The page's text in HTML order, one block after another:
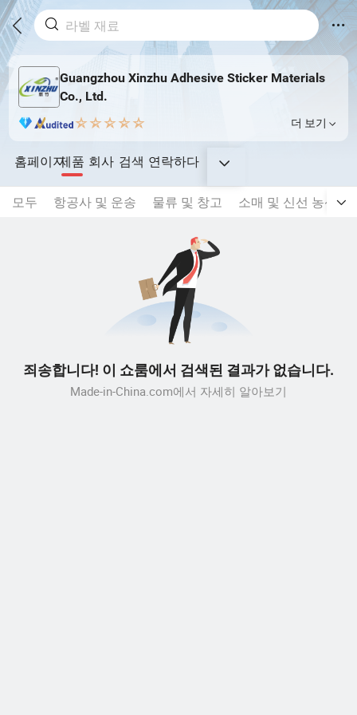
Guangzhou Xinzhu Adhesive Sticker Materials
Co., Ltd.
더 보기
홈페이지제품 회사 검색 연락하다
모두 항공사 및 운송 물류 및 창고 소매 및 신선 농산물
죄송합니다! 이 쇼룸에서 검색된 결과가 없습니다.
Made-in-China.com에서 자세히 알아보기